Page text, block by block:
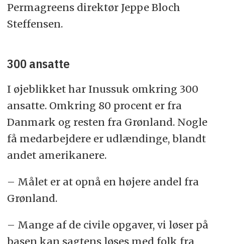
Permagreens direktør Jeppe Bloch
Steffensen.
300 ansatte
I øjeblikket har Inussuk omkring 300
ansatte. Omkring 80 procent er fra
Danmark og resten fra Grønland. Nogle
få medarbejdere er udlændinge, blandt
andet amerikanere.
– Målet er at opnå en højere andel fra
Grønland.
– Mange af de civile opgaver, vi løser på
basen kan sagtens løses med folk fra